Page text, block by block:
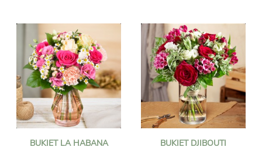
BUKIET LA HABANA
BUKIET DJIBOUTI